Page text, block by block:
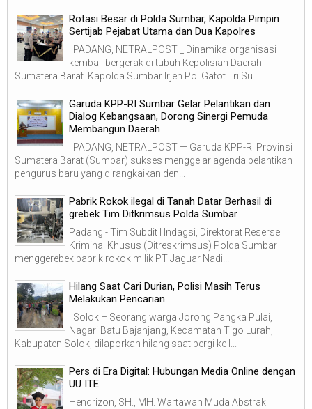
Rotasi Besar di Polda Sumbar, Kapolda Pimpin
Sertijab Pejabat Utama dan Dua Kapolres
PADANG, NETRALPOST _ Dinamika organisasi
kembali bergerak di tubuh Kepolisian Daerah
Sumatera Barat. Kapolda Sumbar Irjen Pol Gatot Tri Su...
Garuda KPP-RI Sumbar Gelar Pelantikan dan
Dialog Kebangsaan, Dorong Sinergi Pemuda
Membangun Daerah
PADANG, NETRALPOST — Garuda KPP-RI Provinsi
Sumatera Barat (Sumbar) sukses menggelar agenda pelantikan
pengurus baru yang dirangkaikan den...
Pabrik Rokok ilegal di Tanah Datar Berhasil di
grebek Tim Ditkrimsus Polda Sumbar
Padang - Tim Subdit I Indagsi, Direktorat Reserse
Kriminal Khusus (Ditreskrimsus) Polda Sumbar
menggerebek pabrik rokok milik PT Jaguar Nadi...
Hilang Saat Cari Durian, Polisi Masih Terus
Melakukan Pencarian
Solok – Seorang warga Jorong Pangka Pulai,
Nagari Batu Bajanjang, Kecamatan Tigo Lurah,
Kabupaten Solok, dilaporkan hilang saat pergi ke l...
Pers di Era Digital: Hubungan Media Online dengan
UU ITE
Hendrizon, SH., MH. Wartawan Muda Abstrak